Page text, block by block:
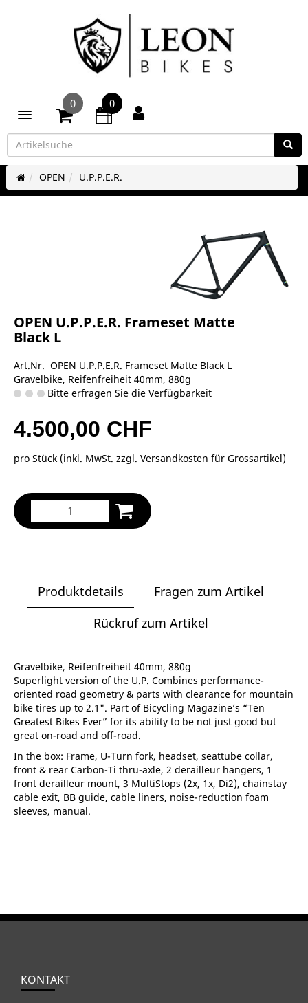
Toggle navigation
0 0
OPEN U.P.P.E.R.
OPEN U.P.P.E.R. Frameset Matte
Black L
Art.Nr. OPEN U.P.P.E.R. Frameset Matte Black L
Gravelbike, Reifenfreiheit 40mm, 880g
Bitte erfragen Sie die Verfügbarkeit
4.500,00 CHF
pro Stück (inkl. MwSt. zzgl. Versandkosten für Grossartikel)
Produktdetails
Fragen zum Artikel
Rückruf zum Artikel
Gravelbike, Reifenfreiheit 40mm, 880g
Superlight version of the U.P. Combines performance-
oriented road geometry & parts with clearance for mountain
bike tires up to 2.1". Part of Bicycling Magazine’s “Ten
Greatest Bikes Ever” for its ability to be not just good but
great on-road and off-road.
In the box: Frame, U-Turn fork, headset, seattube collar,
front & rear Carbon-Ti thru-axle, 2 derailleur hangers, 1
front derailleur mount, 3 MultiStops (2x, 1x, Di2), chainstay
cable exit, BB guide, cable liners, noise-reduction foam
sleeves, manual.
KONTAKT